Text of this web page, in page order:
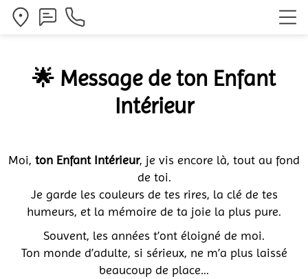
🌟 Message de ton Enfant
Intérieur
Moi, ton Enfant Intérieur, je vis encore là, tout au fond
de toi.
Je garde les couleurs de tes rires, la clé de tes
humeurs, et la mémoire de ta joie la plus pure.
Souvent, les années t’ont éloigné de moi.
Ton monde d’adulte, si sérieux, ne m’a plus laissé
beaucoup de place...